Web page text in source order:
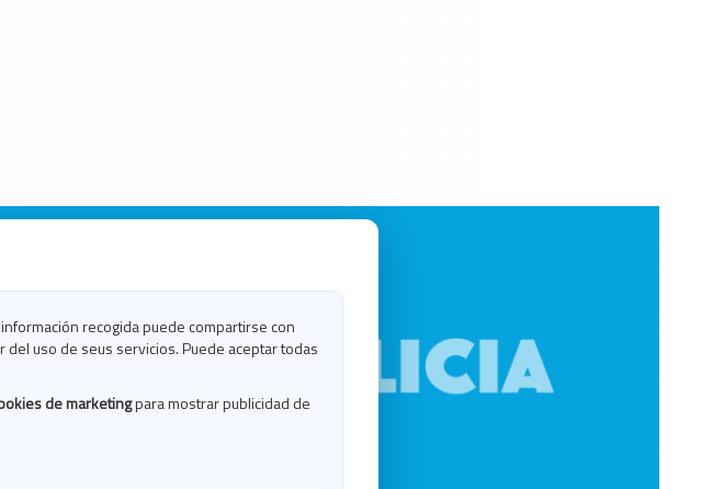
recogida puede compartirse con
uso de seus servicios. Puede aceptar todas
de marketingpara mostrar publicidad de